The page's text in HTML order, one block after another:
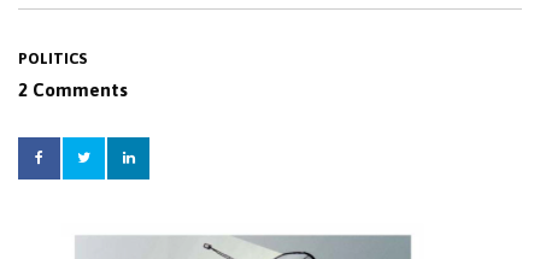
POLITICS
2 Comments